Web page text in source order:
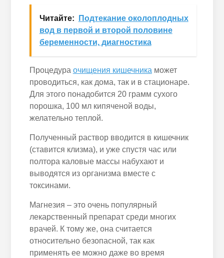
Читайте:
Подтекание околоплодных
вод в первой и второй половине
беременности, диагностика
Процедура очищения кишечника может
проводиться, как дома, так и в стационаре.
Для этого понадобится 20 грамм сухого
порошка, 100 мл кипяченой воды,
желательно теплой.
Полученный раствор вводится в кишечник
(ставится клизма), и уже спустя час или
полтора каловые массы набухают и
выводятся из организма вместе с
токсинами.
Магнезия – это очень популярный
лекарственный препарат среди многих
врачей. К тому же, она считается
относительно безопасной, так как
применять ее можно даже во время